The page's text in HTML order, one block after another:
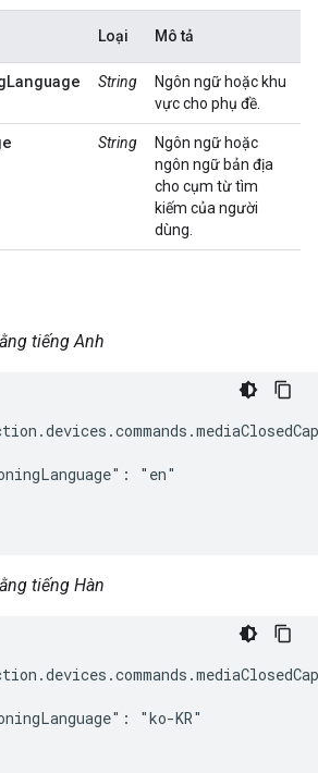
Loại Mô tả
String
Ngôn ngữ hoặc khu
vực cho phụ đề.
String
Ngôn ngữ hoặc
ngôn ngữ bản địa
cho cụm từ tìm
kiếm của người
dùng.
tiếng Anh
"en"
tiếng Hàn
"ko-KR"